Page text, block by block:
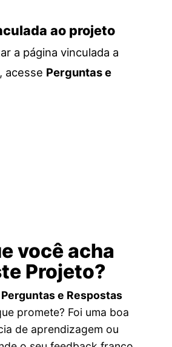
ao projeto
a página vinculada a
acesse Perguntas e
você acha
Projeto?
Perguntas e Respostas
promete? Foi uma boa
de aprendizagem ou